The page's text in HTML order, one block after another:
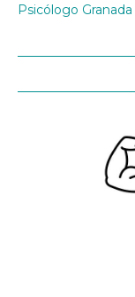
Psicólogo Granada